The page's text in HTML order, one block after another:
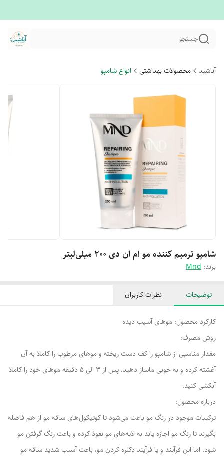
جستجو
آناشید محصولات بهداشتی انواع شامپو
شامپو ترمیم کننده مو ام ان دی 200 میلی‌لیتر
برند: Mnd
توضیحات نظرات کاربران
کارکرد محصول: موهای آسیب دیده
روش مصرف:
مقدار مناسبی از شامپو را کف دست ریخته و موهای مرطوب را کاملا به آن
آغشته کرده و به خوبی ماساژ دهید. پس از 3 الی 5 دقیقه موهای خود را کاملا
آبکشی کنید.
درباره محصول:
ترکیبات موجود در رنگ مو باعث می‌شود تا کوتیکول‌های ساقه مو از هم فاصله
بگیرند تا رنگ مو اجازه یابد به لایه‌های مو نفوذ کرده و باعث رنگ گرفتن مو
شود. اما این فرآیند و یا فرآیند دِکلره کردن مو، باعث آسیب شدید ساقه مو